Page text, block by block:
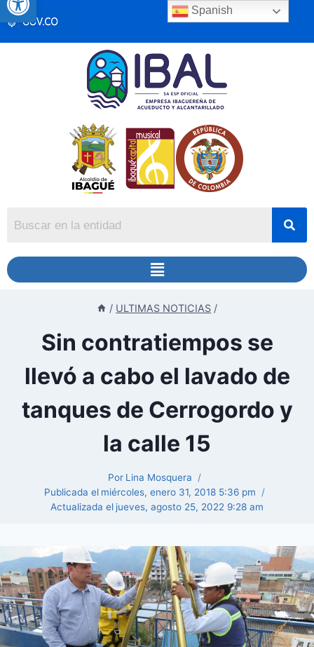
/ ULTIMAS NOTICIAS /
Sin contratiempos se
llevó a cabo el lavado de
tanques de Cerrogordo y
la calle 15
Por Lina Mosquera
Publicada el miércoles, enero 31, 2018 5:36 pm
Actualizada el jueves, agosto 25, 2022 9:28 am
Spanish